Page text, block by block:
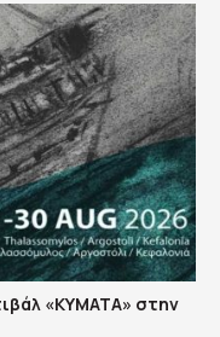
«ΚΥΜΑΤΑ» στην